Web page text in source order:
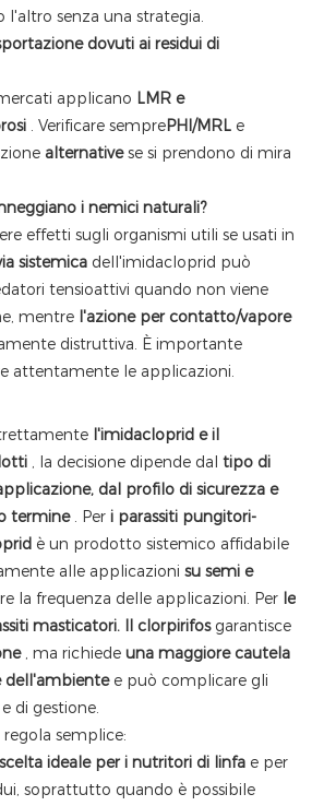
l'altro senza una strategia.
dovuti ai residui di
applicano LMR e
. Verificare semprePHI/MRL e
alternativese si prendono di mira
i nemici naturali?
effetti sugli organismi utili se usati in
sistemica dell'imidacloprid può
tensioattivi quando non viene
mentre l'azione per contatto/vapore
distruttiva. È importante
attentamente le applicazioni.
l'imidacloprid e il
, la decisione dipende dal tipo di
dal profilo di sicurezza e
termine. Per i parassiti pungitori-
è un prodotto sistemico affidabile
alle applicazioni su semi e
la frequenza delle applicazioni. Per le
masticatori. Il clorpirifosgarantisce
, ma richiede una maggiore cautela
dell'ambientee può complicare gli
di gestione.
semplice:
scelta ideale per i nutritori di linfae per
soprattutto quando è possibile